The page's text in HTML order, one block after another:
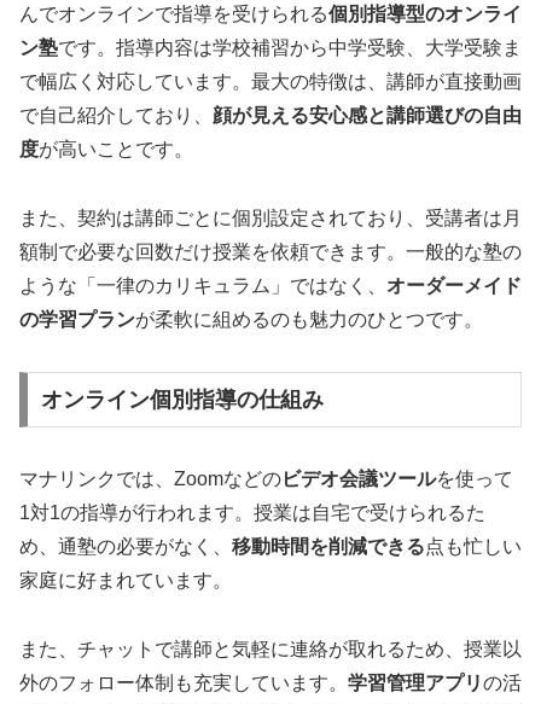
んでオンラインで指導を受けられる個別指導型のオンライ
ン塾です。指導内容は学校補習から中学受験、大学受験ま
で幅広く対応しています。最大の特徴は、講師が直接動画
で自己紹介しており、 顔が見える安心感と講師選びの自由
度が高いことです。
また、契約は講師ごとに個別設定されており、受講者は月
額制で必要な回数だけ授業を依頼できます。一般的な塾の
ような「一律のカリキュラム」ではなく、 オーダーメイド
の学習プランが柔軟に組めるのも魅力のひとつです。
オンライン個別指導の仕組み
マナリンクでは、Zoomなどのビデオ会議ツールを使って
1対1の指導が行われます。授業は自宅で受けられるた
め、通塾の必要がなく、 移動時間を削減できる点も忙しい
家庭に好まれています。
また、チャットで講師と気軽に連絡が取れるため、授業以
外のフォロー体制も充実しています。 学習管理アプリの活